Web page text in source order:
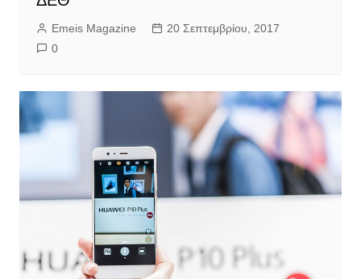
Emeis Magazine
20 Σεπτεμβρίου, 2017
0